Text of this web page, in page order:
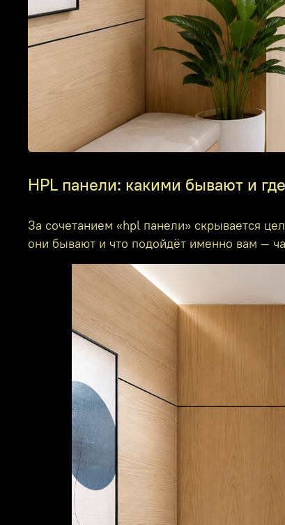
HPL панели: какими бывают и
За сочетанием «hpl панели» скрывается
они бывают и что подойдёт именно вам —